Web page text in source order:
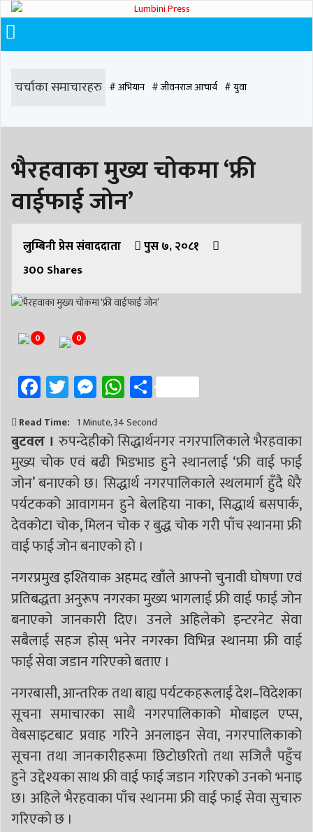
चर्चाका समाचारहरु # अभियान # जीवनराज आचार्य # युवा
# समाज रूपान्तरण # चौराह हस्पिटल # घरजग्गा कारोबार # कपिलवस्तु
# मृत्यु # सडक दुर्घटना # आधुनिक समाज डेन्टल # लुम्बिनी # वर्षा
# समृद्धि एकेडेमी # काङ्ग्रेस # नेपाली कांग्रेस
# रुपन्देही # रुपन्देही २ # नेकपा # रुपन्देही १ # चुन्न पौडेल
# सिद्धबाबा # बुटवल उपमहानगरपालिका
# पाल्पा
भैरहवाका मुख्य चोकमा ‘फ्री
वाईफाई जोन’
लुम्बिनी प्रेस संवाददाता
पुस ७, २०८१
300 Shares
0 0
Facebook
Twitter
Messenger
WhatsApp
Share
Read Time: 1 Minute, 34 Second
बुटवल । रुपन्देहीको सिद्धार्थनगर नगरपालिकाले भैरहवाका
मुख्य चोक एवं बढी भिडभाड हुने स्थानलाई ‘फ्री वाई फाई
जोन’ बनाएको छ। सिद्धार्थ नगरपालिकाले स्थलमार्ग हुँदै धेरै
पर्यटकको आवागमन हुने बेलहिया नाका, सिद्धार्थ बसपार्क,
देवकोटा चोक, मिलन चोक र बुद्ध चोक गरी पाँच स्थानमा फ्री
वाई फाई जोन बनाएको हो ।
नगरप्रमुख इश्तियाक अहमद खाँले आफ्नो चुनावी घोषणा एवं
प्रतिबद्धता अनुरूप नगरका मुख्य भागलाई फ्री वाई फाई जोन
बनाएको जानकारी दिए। उनले अहिलेको इन्टरनेट सेवा
सबैलाई सहज होस् भनेर नगरका विभिन्न स्थानमा फ्री वाई
फाई सेवा जडान गरिएको बताए ।
नगरबासी, आन्तरिक तथा बाह्य पर्यटकहरूलाई देश–विदेशका
सूचना समाचारका साथै नगरपालिकाको मोबाइल एप्स,
वेबसाइटबाट प्रवाह गरिने अनलाइन सेवा, नगरपालिकाको
सूचना तथा जानकारीहरूमा छिटोछरितो तथा सजिलै पहुँच
हुने उद्देश्यका साथ फ्री वाई फाई जडान गरिएको उनको भनाइ
छ। अहिले भैरहवाका पाँच स्थानमा फ्री वाई फाई सेवा सुचारु
गरिएको छ ।